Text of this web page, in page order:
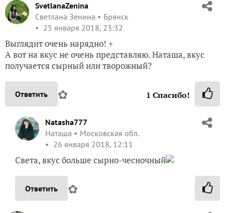
SvetlanaZenina
Светлана Зенина
Брянск
25 января 2018, 23:32
Выглядит очень нарядно! +
А вот на вкус не очень представляю. Наташа, вкус
получается сырный или творожный?
Ответить ✿ 1 Спасибо!
Natasha777
Наташа
Московская обл.
26 января 2018, 12:11
Света, вкус больше сырно-чесночный
Ответить ✿